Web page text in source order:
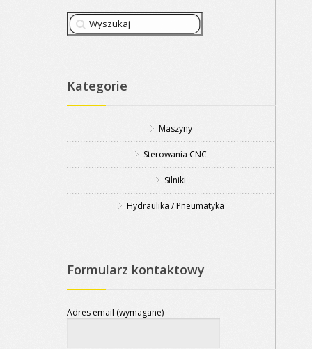
Kategorie
Maszyny
Sterowania CNC
Silniki
Hydraulika / Pneumatyka
Formularz kontaktowy
Adres email (wymagane)